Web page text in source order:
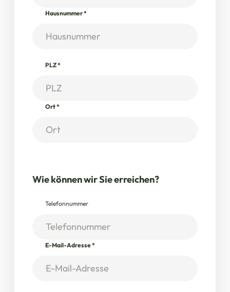
Hausnummer*
PLZ*
Ort*
Wie können wir Sie erreichen?
Telefonnummer
E-Mail-Adresse*